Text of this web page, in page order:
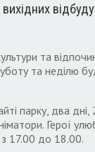
та
та неділю
парку, два
Герої
17.00 до 18.00.